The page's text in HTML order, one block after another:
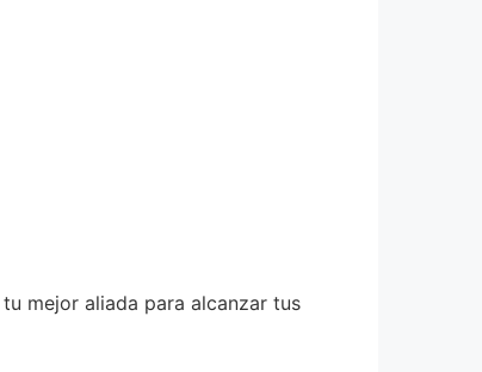
mejor aliada para alcanzar tus